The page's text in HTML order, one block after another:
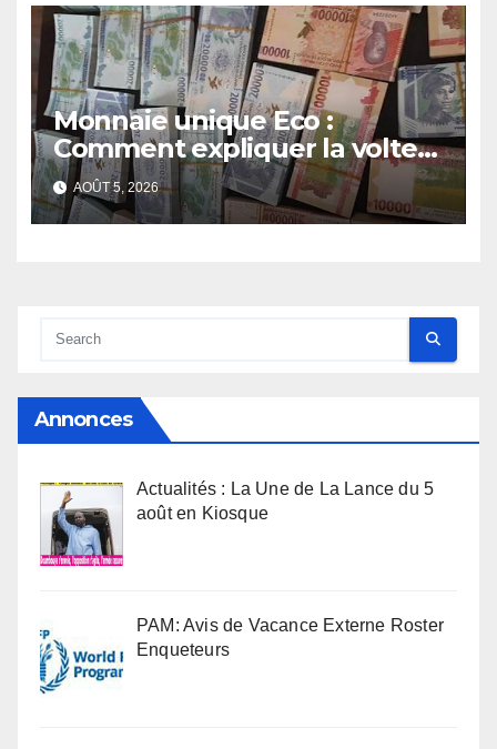
Monnaie unique Eco :
Comment expliquer la volte-
face de la Guinée
AOÛT 5, 2026
Annonces
Actualités : La Une de La Lance du 5
août en Kiosque
PAM: Avis de Vacance Externe Roster
Enqueteurs